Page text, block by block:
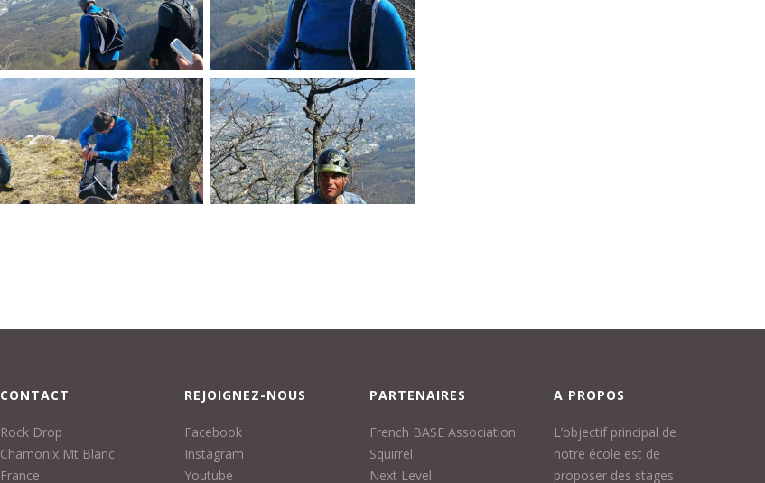
CONTACT
Rock Drop
Chamonix Mt Blanc
France
REJOIGNEZ-NOUS
Facebook
Instagram
Youtube
PARTENAIRES
French BASE Association
Squirrel
Next Level
A PROPOS
L’objectif principal de
notre école est de
proposer des stages